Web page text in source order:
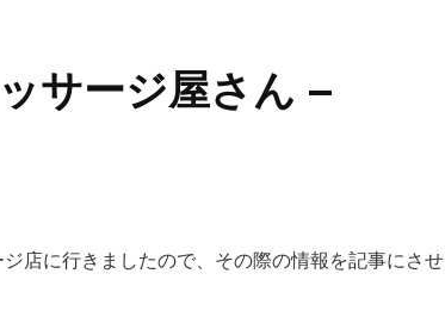
北
ー
サージ屋さん –
店に行きましたので、その際の情報を記事にさせ